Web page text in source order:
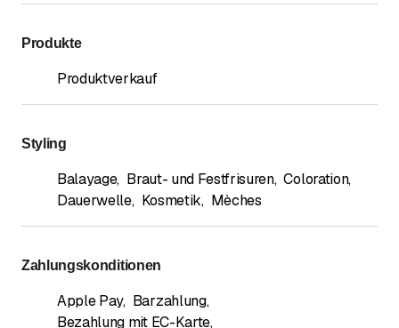
Produkte
Produktverkauf
Styling
Balayage, Braut- und Festfrisuren, Coloration,
Dauerwelle, Kosmetik, Mèches
Zahlungskonditionen
Apple Pay, Barzahlung,
Bezahlung mit EC-Karte,